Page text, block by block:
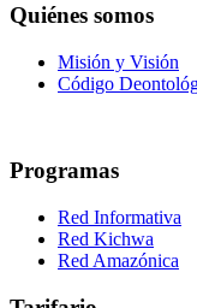
Quiénes somos
Misión y Visión
Código
Programas
Red Informativa
Red Kichwa
Red Amazónica